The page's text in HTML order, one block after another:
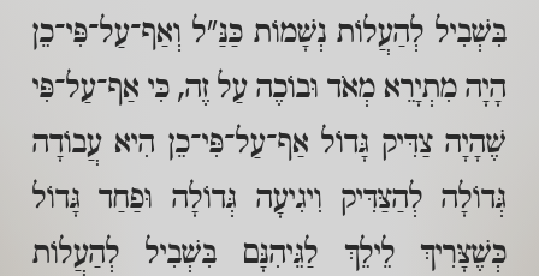
בִּשְׁבִיל לְהַעֲלוֹת נְשָׁמוֹת כַּנַּ"ל וְאַף־עַל־פִּי־כֵן
הָיָה מִתְיָרֵא מְאֹד וּבוֹכֶה עַל זֶה, כִּי אַף־עַל־פִּי
שֶׁהָיָה צַדִּיק גָּדוֹל אַף־עַל־פִּי־כֵן הִיא עֲבוֹדָה
גְּדוֹלָה לְהַצַּדִּיק וִיגִיעָה גְּדוֹלָה וּפַחַד גָּדוֹל
כְּשֶׁצָּרִיךְ לֵילֵךְ לַגֵּיהִנָּם בִּשְׁבִיל לְהַעֲלוֹת